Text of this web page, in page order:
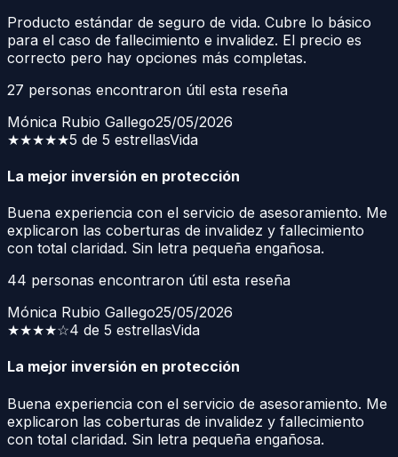
Producto estándar de seguro de vida. Cubre lo básico
para el caso de fallecimiento e invalidez. El precio es
correcto pero hay opciones más completas.
27 personas encontraron útil esta reseña
Mónica Rubio Gallego25/05/2026
★★★★★5 de 5 estrellasVida
La mejor inversión en protección
Buena experiencia con el servicio de asesoramiento. Me
explicaron las coberturas de invalidez y fallecimiento
con total claridad. Sin letra pequeña engañosa.
44 personas encontraron útil esta reseña
Mónica Rubio Gallego25/05/2026
★★★★☆4 de 5 estrellasVida
La mejor inversión en protección
Buena experiencia con el servicio de asesoramiento. Me
explicaron las coberturas de invalidez y fallecimiento
con total claridad. Sin letra pequeña engañosa.